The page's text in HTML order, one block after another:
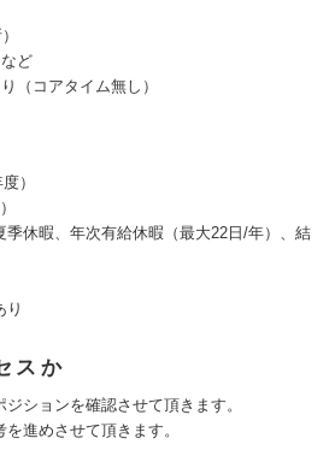
ど
（コアタイム無し）
）
季休暇、年次有給休暇（最大22日/年）、結
り
スか
ションを確認させて頂きます。
進めさせて頂きます。